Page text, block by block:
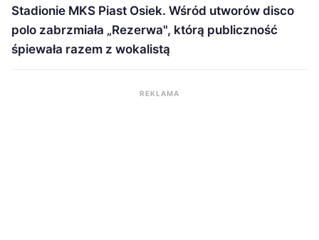
Stadionie MKS Piast Osiek. Wśród utworów disco
polo zabrzmiała „Rezerwa", którą publiczność
śpiewała razem z wokalistą
REKLAMA